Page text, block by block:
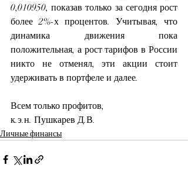
0,010950, показав только за сегодня рост
более 2%-х процентов. Учитывая, что
динамика движения пока
положительная, а рост тарифов в России
никто не отменял, эти акции стоит
удерживать в портфеле и далее.
Всем только профитов,
к.э.н. Пушкарев Д.В.
Личные финансы